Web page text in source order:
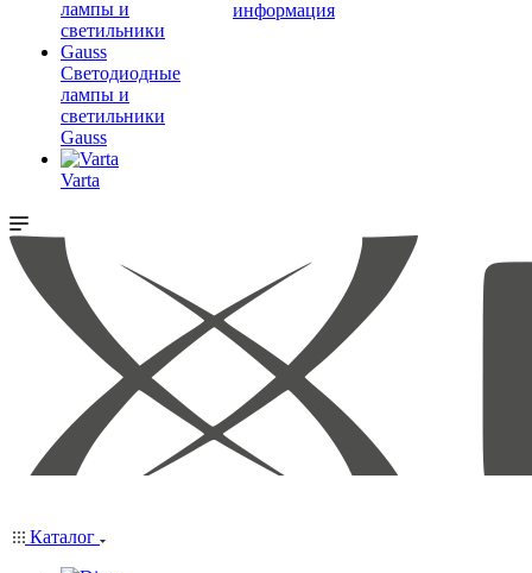
Светодиодные
лампы и
светильники
Gauss
Varta
информация
Каталог